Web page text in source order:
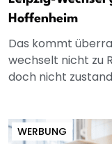
Hoffenheim
Das kommt
wechselt nicht zu
doch nicht
WERBUNG